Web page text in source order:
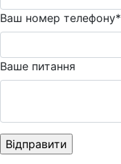
Ваш номер телефону*
Ваше питання